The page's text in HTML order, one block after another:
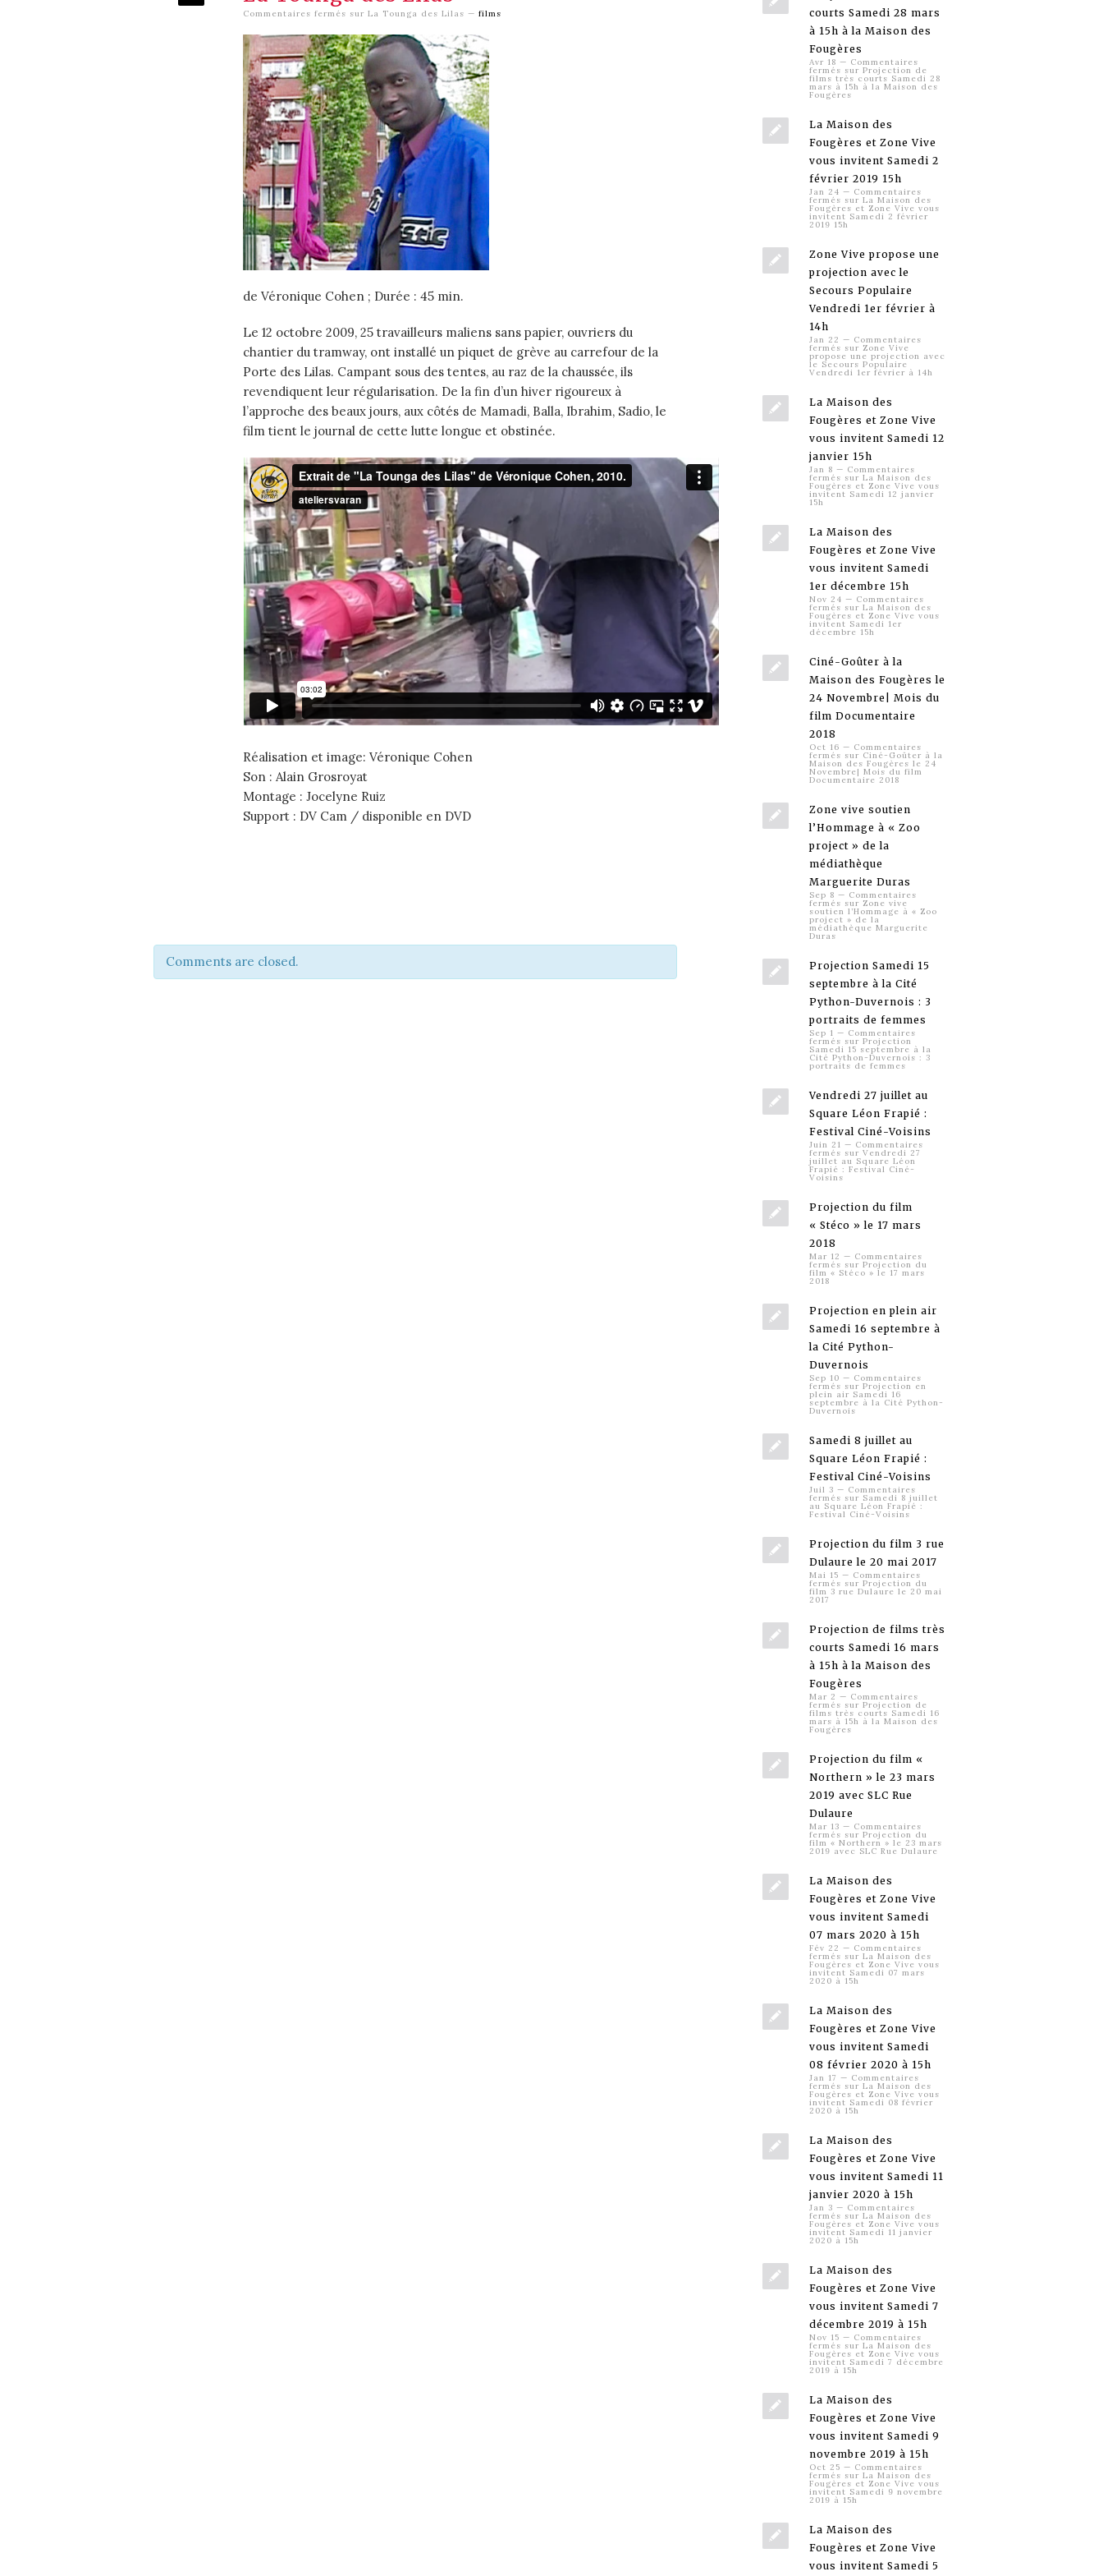
Commentaires fermés sur La Tounga des Lilas —films
de Véronique Cohen ; Durée : 45 min.
Le 12 octobre 2009, 25 travailleurs maliens sans papier, ouvriers du
chantier du tramway, ont installé un piquet de grève au carrefour de la
Porte des Lilas. Campant sous des tentes, au raz de la chaussée, ils
revendiquent leur régularisation. De la fin d’un hiver rigoureux à
l’approche des beaux jours, aux côtés de Mamadi, Balla, Ibrahim, Sadio, le
film tient le journal de cette lutte longue et obstinée.
Réalisation et image: Véronique Cohen
Son : Alain Grosroyat
Montage : Jocelyne Ruiz
Support : DV Cam / disponible en DVD
Comments are closed.
courts Samedi 28 mars
à 15h à la Maison des
Fougères
Avr 18 — Commentaires
fermés sur Projection de
films très courts Samedi 28
mars à 15h à la Maison des
Fougères
La Maison des
Fougères et Zone Vive
vous invitent Samedi 2
février 2019 15h
Jan 24 — Commentaires
fermés sur La Maison des
Fougères et Zone Vive vous
invitent Samedi 2 février
2019 15h
Zone Vive propose une
projection avec le
Secours Populaire
Vendredi 1er février à
14h
Jan 22 — Commentaires
fermés sur Zone Vive
propose une projection avec
le Secours Populaire
Vendredi 1er février à 14h
La Maison des
Fougères et Zone Vive
vous invitent Samedi 12
janvier 15h
Jan 8 — Commentaires
fermés sur La Maison des
Fougères et Zone Vive vous
invitent Samedi 12 janvier
15h
La Maison des
Fougères et Zone Vive
vous invitent Samedi
1er décembre 15h
Nov 24 — Commentaires
fermés sur La Maison des
Fougères et Zone Vive vous
invitent Samedi 1er
décembre 15h
Ciné-Goûter à la
Maison des Fougères le
24 Novembre| Mois du
film Documentaire
2018
Oct 16 — Commentaires
fermés sur Ciné-Goûter à la
Maison des Fougères le 24
Novembre| Mois du film
Documentaire 2018
Zone vive soutien
l’Hommage à « Zoo
project » de la
médiathèque
Marguerite Duras
Sep 8 — Commentaires
fermés sur Zone vive
soutien l’Hommage à « Zoo
project » de la
médiathèque Marguerite
Duras
Projection Samedi 15
septembre à la Cité
Python-Duvernois : 3
portraits de femmes
Sep 1 — Commentaires
fermés sur Projection
Samedi 15 septembre à la
Cité Python-Duvernois : 3
portraits de femmes
Vendredi 27 juillet au
Square Léon Frapié :
Festival Ciné-Voisins
Juin 21 — Commentaires
fermés sur Vendredi 27
juillet au Square Léon
Frapié : Festival Ciné-
Voisins
Projection du film
« Stéco » le 17 mars
2018
Mar 12 — Commentaires
fermés sur Projection du
film « Stéco » le 17 mars
2018
Projection en plein air
Samedi 16 septembre à
la Cité Python-
Duvernois
Sep 10 — Commentaires
fermés sur Projection en
plein air Samedi 16
septembre à la Cité Python-
Duvernois
Samedi 8 juillet au
Square Léon Frapié :
Festival Ciné-Voisins
Juil 3 — Commentaires
fermés sur Samedi 8 juillet
au Square Léon Frapié :
Festival Ciné-Voisins
Projection du film 3 rue
Dulaure le 20 mai 2017
Mai 15 — Commentaires
fermés sur Projection du
film 3 rue Dulaure le 20 mai
2017
Projection de films très
courts Samedi 16 mars
à 15h à la Maison des
Fougères
Mar 2 — Commentaires
fermés sur Projection de
films très courts Samedi 16
mars à 15h à la Maison des
Fougères
Projection du film «
Northern » le 23 mars
2019 avec SLC Rue
Dulaure
Mar 13 — Commentaires
fermés sur Projection du
film « Northern » le 23 mars
2019 avec SLC Rue Dulaure
La Maison des
Fougères et Zone Vive
vous invitent Samedi
07 mars 2020 à 15h
Fév 22 — Commentaires
fermés sur La Maison des
Fougères et Zone Vive vous
invitent Samedi 07 mars
2020 à 15h
La Maison des
Fougères et Zone Vive
vous invitent Samedi
08 février 2020 à 15h
Jan 17 — Commentaires
fermés sur La Maison des
Fougères et Zone Vive vous
invitent Samedi 08 février
2020 à 15h
La Maison des
Fougères et Zone Vive
vous invitent Samedi 11
janvier 2020 à 15h
Jan 3 — Commentaires
fermés sur La Maison des
Fougères et Zone Vive vous
invitent Samedi 11 janvier
2020 à 15h
La Maison des
Fougères et Zone Vive
vous invitent Samedi 7
décembre 2019 à 15h
Nov 15 — Commentaires
fermés sur La Maison des
Fougères et Zone Vive vous
invitent Samedi 7 décembre
2019 à 15h
La Maison des
Fougères et Zone Vive
vous invitent Samedi 9
novembre 2019 à 15h
Oct 25 — Commentaires
fermés sur La Maison des
Fougères et Zone Vive vous
invitent Samedi 9 novembre
2019 à 15h
La Maison des
Fougères et Zone Vive
vous invitent Samedi 5